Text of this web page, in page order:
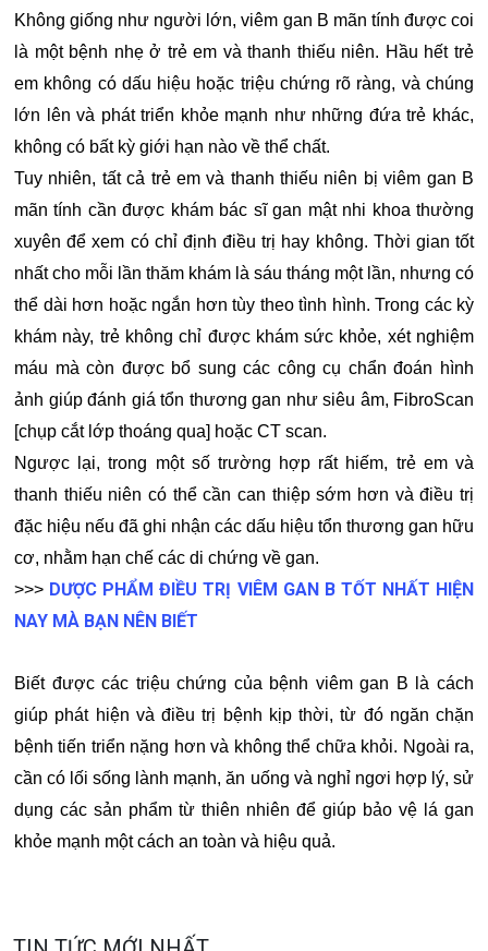
Không giống như người lớn, viêm gan B mãn tính được coi
là một bệnh nhẹ ở trẻ em và thanh thiếu niên. Hầu hết trẻ
em không có dấu hiệu hoặc triệu chứng rõ ràng, và chúng
lớn lên và phát triển khỏe mạnh như những đứa trẻ khác,
không có bất kỳ giới hạn nào về thể chất.
Tuy nhiên, tất cả trẻ em và thanh thiếu niên bị viêm gan B
mãn tính cần được khám bác sĩ gan mật nhi khoa thường
xuyên để xem có chỉ định điều trị hay không. Thời gian tốt
nhất cho mỗi lần thăm khám là sáu tháng một lần, nhưng có
thể dài hơn hoặc ngắn hơn tùy theo tình hình. Trong các kỳ
khám này, trẻ không chỉ được khám sức khỏe, xét nghiệm
máu mà còn được bổ sung các công cụ chẩn đoán hình
ảnh giúp đánh giá tổn thương gan như siêu âm, FibroScan
[chụp cắt lớp thoáng qua] hoặc CT scan.
Ngược lại, trong một số trường hợp rất hiếm, trẻ em và
thanh thiếu niên có thể cần can thiệp sớm hơn và điều trị
đặc hiệu nếu đã ghi nhận các dấu hiệu tổn thương gan hữu
cơ, nhằm hạn chế các di chứng về gan.
>>> DƯỢC PHẨM ĐIỀU TRỊ VIÊM GAN B TỐT NHẤT HIỆN
NAY MÀ BẠN NÊN BIẾT
Biết được các triệu chứng của bệnh viêm gan B là cách
giúp phát hiện và điều trị bệnh kịp thời, từ đó ngăn chặn
bệnh tiến triển nặng hơn và không thể chữa khỏi. Ngoài ra,
cần có lối sống lành mạnh, ăn uống và nghỉ ngơi hợp lý, sử
dụng các sản phẩm từ thiên nhiên để giúp bảo vệ lá gan
khỏe mạnh một cách an toàn và hiệu quả.